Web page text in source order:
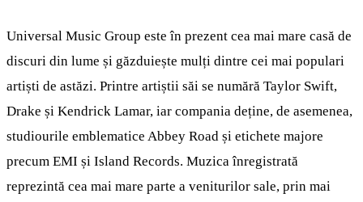
Universal Music Group este în prezent cea mai mare casă de
discuri din lume și găzduiește mulți dintre cei mai populari
artiști de astăzi. Printre artiștii săi se numără Taylor Swift,
Drake și Kendrick Lamar, iar compania deține, de asemenea,
studiourile emblematice Abbey Road și etichete majore
precum EMI și Island Records. Muzica înregistrată
reprezintă cea mai mare parte a veniturilor sale, prin mai